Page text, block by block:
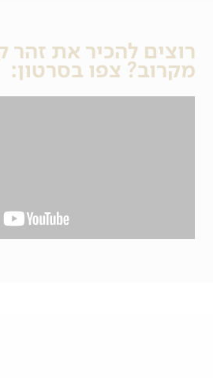
רוצים להכיר את זהר
מקרוב? צפו בסרטון: